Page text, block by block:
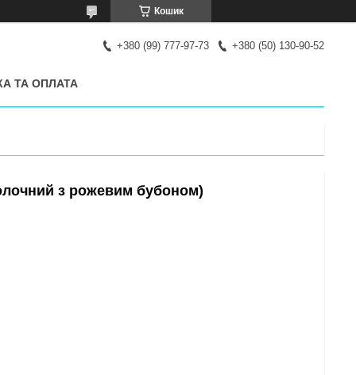
Кошик
+380 (99) 777-97-73 +380 (50) 130-90-52
ТА ОПЛАТА
з рожевим бубоном)